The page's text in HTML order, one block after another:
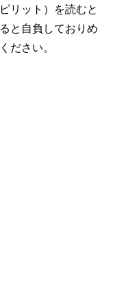
リット）を読むと
と自負しておりめ
ださい。